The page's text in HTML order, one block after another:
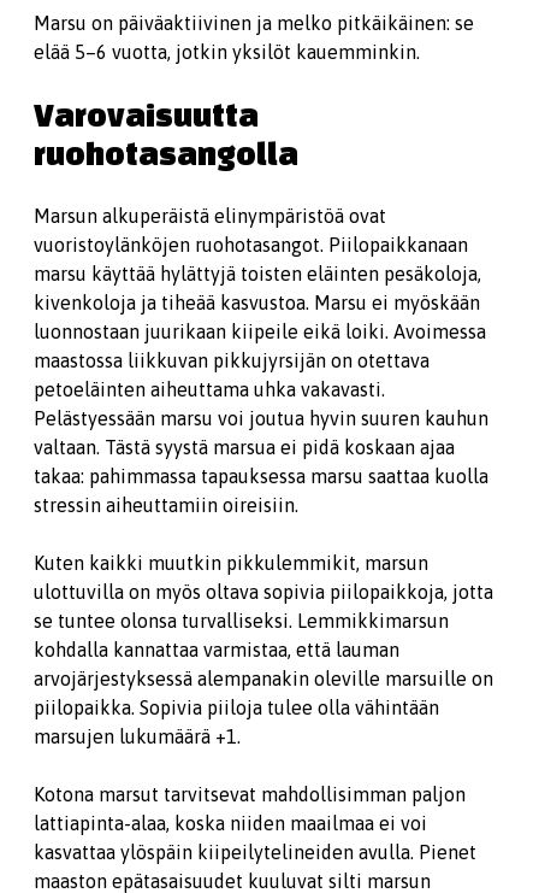
Marsu on päiväaktiivinen ja melko pitkäikäinen: se
elää 5–6 vuotta, jotkin yksilöt kauemminkin.
Varovaisuutta
ruohotasangolla
Marsun alkuperäistä elinympäristöä ovat
vuoristoylänköjen ruohotasangot. Piilopaikkanaan
marsu käyttää hylättyjä toisten eläinten pesäkoloja,
kivenkoloja ja tiheää kasvustoa. Marsu ei myöskään
luonnostaan juurikaan kiipeile eikä loiki. Avoimessa
maastossa liikkuvan pikkujyrsijän on otettava
petoeläinten aiheuttama uhka vakavasti.
Pelästyessään marsu voi joutua hyvin suuren kauhun
valtaan. Tästä syystä marsua ei pidä koskaan ajaa
takaa: pahimmassa tapauksessa marsu saattaa kuolla
stressin aiheuttamiin oireisiin.
Kuten kaikki muutkin pikkulemmikit, marsun
ulottuvilla on myös oltava sopivia piilopaikkoja, jotta
se tuntee olonsa turvalliseksi. Lemmikkimarsun
kohdalla kannattaa varmistaa, että lauman
arvojärjestyksessä alempanakin oleville marsuille on
piilopaikka. Sopivia piiloja tulee olla vähintään
marsujen lukumäärä +1.
Kotona marsut tarvitsevat mahdollisimman paljon
lattiapinta-alaa, koska niiden maailmaa ei voi
kasvattaa ylöspäin kiipeilytelineiden avulla. Pienet
maaston epätasaisuudet kuuluvat silti marsun